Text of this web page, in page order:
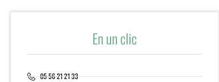
En un clic
05 56 21 21 33